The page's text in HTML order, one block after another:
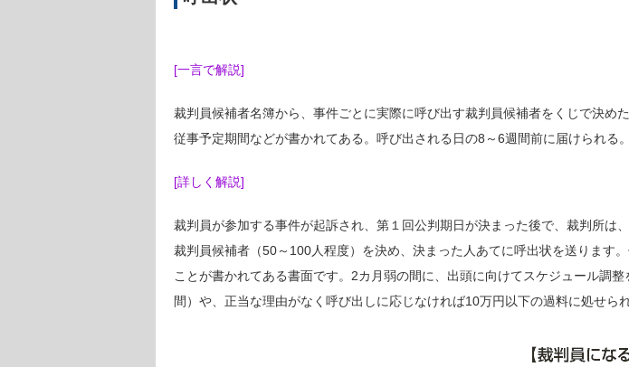
[一言で解説]
裁判員候補者名簿から、事件ごとに実際に呼び出す裁判員候補者をくじで決
従事予定期間などが書かれてある。呼び出される日の8～6週間前に届けられる。
[詳しく解説]
裁判員が参加する事件が起訴され、第１回公判期日が決まった後で、裁判所
裁判員候補者（50～100人程度）を決め、決まった人あてに呼出状を送ります
ことが書かれてある書面です。2カ月弱の間に、出頭に向けてスケジュール調
間）や、正当な理由がなく呼び出しに応じなければ10万円以下の過料に処せら